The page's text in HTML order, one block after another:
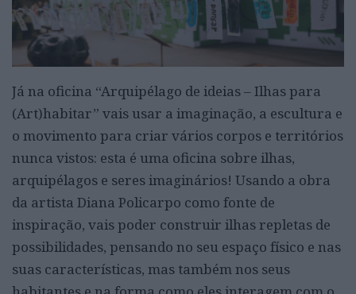
Já na oficina “Arquipélago de ideias – Ilhas para
(Art)habitar” vais usar a imaginação, a escultura e
o movimento para criar vários corpos e territórios
nunca vistos: esta é uma oficina sobre ilhas,
arquipélagos e seres imaginários! Usando a obra
da artista Diana Policarpo como fonte de
inspiração, vais poder construir ilhas repletas de
possibilidades, pensando no seu espaço físico e nas
suas características, mas também nos seus